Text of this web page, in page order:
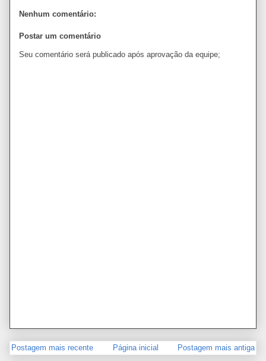
Nenhum comentário:
Postar um comentário
Seu comentário será publicado após aprovação da equipe;
Postagem mais recente Postagem mais antiga
Página inicial